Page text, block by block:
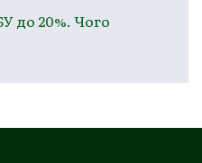
до 20%. Чого